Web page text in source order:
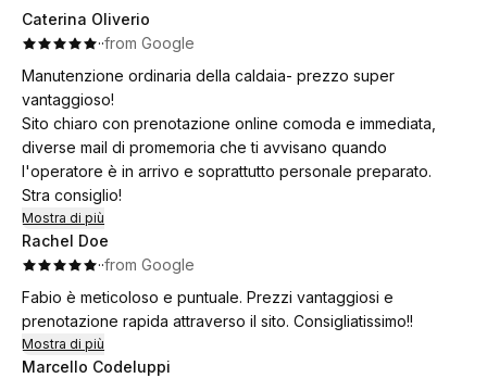
Caterina Oliverio
··from Google
Manutenzione ordinaria della caldaia- prezzo super
vantaggioso!
Sito chiaro con prenotazione online comoda e immediata,
diverse mail di promemoria che ti avvisano quando
l'operatore è in arrivo e soprattutto personale preparato.
Stra consiglio!
Mostra di più
Rachel Doe
··from Google
Fabio è meticoloso e puntuale. Prezzi vantaggiosi e
prenotazione rapida attraverso il sito. Consigliatissimo!!
Mostra di più
Marcello Codeluppi